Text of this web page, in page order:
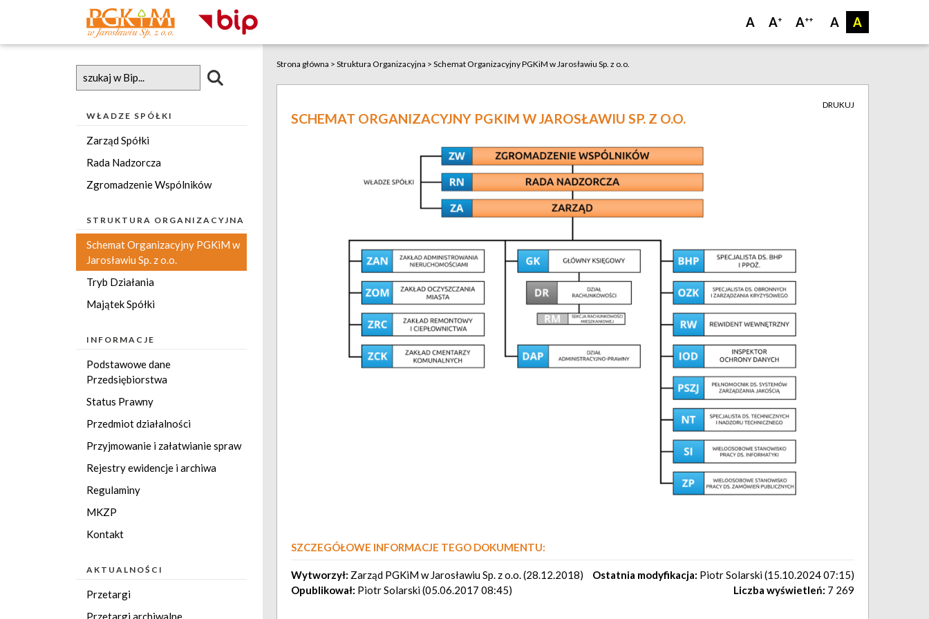
A
A
A++
A+
A
WŁADZE SPÓŁKI
Zarząd Spółki
Rada Nadzorcza
Zgromadzenie Wspólników
STRUKTURA ORGANIZACYJNA
Schemat Organizacyjny PGKiM w
Jarosławiu Sp. z o.o.
Tryb Działania
Majątek Spółki
INFORMACJE
Podstawowe dane
Przedsiębiorstwa
Status Prawny
Przedmiot działalności
Przyjmowanie i załatwianie spraw
Rejestry ewidencje i archiwa
Regulaminy
MKZP
Kontakt
AKTUALNOŚCI
Przetargi
Przetargi archiwalne
Strona główna > Struktura Organizacyjna > Schemat Organizacyjny PGKiM w Jarosławiu Sp. z o.o.
DRUKUJ
SCHEMAT ORGANIZACYJNY PGKIM W JAROSŁAWIU SP. Z O.O.
SZCZEGÓŁOWE INFORMACJE TEGO DOKUMENTU:
Wytworzył: Zarząd PGKiM w Jarosławiu Sp. z o.o. (28.12.2018)
Opublikował: Piotr Solarski (05.06.2017 08:45)
Ostatnia modyfikacja: Piotr Solarski (15.10.2024 07:15)
Liczba wyświetleń: 7 269